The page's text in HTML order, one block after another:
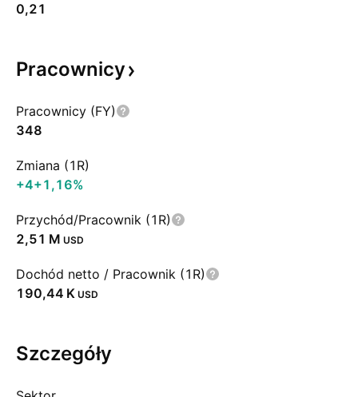
0,21
Pracownicy
Pracownicy (FY)
348
Zmiana (1R)
+4+1,16%
Przychód/Pracownik (1R)
‪2,51 M‬ USD
Dochód netto / Pracownik (1R)
‪190,44 K‬ USD
Szczegóły